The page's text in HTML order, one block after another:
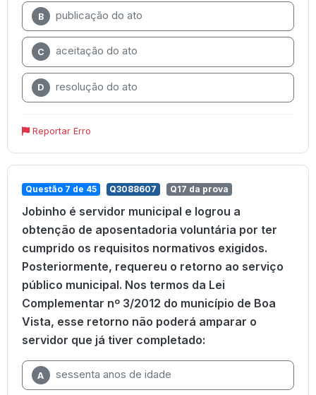
B publicação do ato
C aceitação do ato
D resolução do ato
Reportar Erro
Questão 7 de 45 Q3088607 Q17 da prova
Jobinho é servidor municipal e logrou a
obtenção de aposentadoria voluntária por ter
cumprido os requisitos normativos exigidos.
Posteriormente, requereu o retorno ao serviço
público municipal. Nos termos da Lei
Complementar nº 3/2012 do município de Boa
Vista, esse retorno não poderá amparar o
servidor que já tiver completado:
A sessenta anos de idade